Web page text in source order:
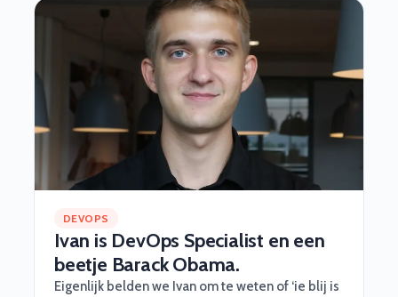
DEVOPS
Ivan is DevOps Specialist en een
beetje Barack Obama.
Eigenlijk belden we Ivan om te weten of ‘ie blij is